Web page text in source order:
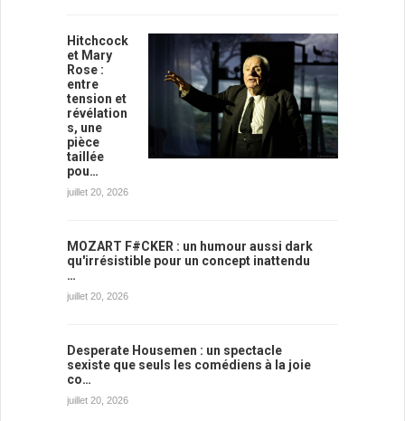
Hitchcock
et Mary
Rose :
entre
tension et
révélation
s, une
pièce
taillée
pou…
juillet 20, 2026
MOZART F#CKER : un humour aussi dark
qu'irrésistible pour un concept inattendu
…
juillet 20, 2026
Desperate Housemen : un spectacle
sexiste que seuls les comédiens à la joie
co…
juillet 20, 2026